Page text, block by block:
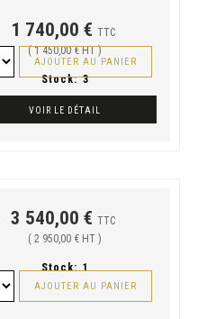
1 740,00 € TTC
( 1 450,00 € HT )
Stock: 3
AJOUTER AU PANIER
VOIR LE DÉTAIL
3 540,00 € TTC
( 2 950,00 € HT )
Stock: 1
AJOUTER AU PANIER